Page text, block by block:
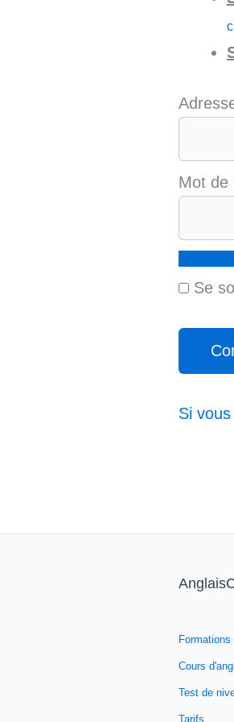
Mot de
Se
Si
Cours
Test de
Tarifs